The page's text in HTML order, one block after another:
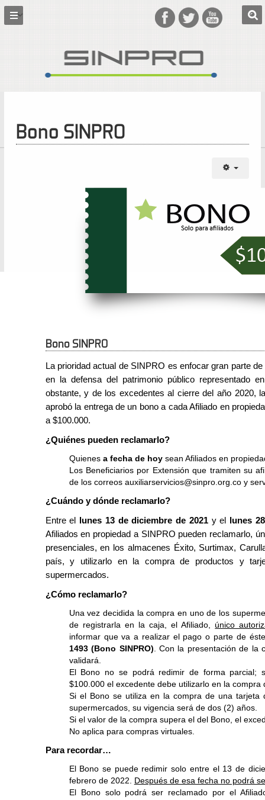
Bono SINPRO
Bono SINPRO
La prioridad actual de SINPRO es enfocar gran parte
en la defensa del patrimonio público representado
obstante, y de los excedentes al cierre del año 2020,
aprobó la entrega de un bono a cada Afiliado en
a $100.000.
¿Quiénes pueden reclamarlo?
Quienes a fecha de hoysean Afiliados en
Los Beneficiarios por Extensión que tramiten su
de los correos auxiliarservicios@sinpro.org.coy
¿Cuándo y dónde reclamarlo?
Entre el lunes 13 de diciembre de 2021y el lunes
Afiliados en propiedad a SINPRO pueden reclamarlo,
presenciales, en los almacenes Éxito, Surtimax,
país, y utilizarlo en la compra de productos y
supermercados.
¿Cómo reclamarlo?
Una vez decidida la compra en uno de los
de registrarla en la caja, el Afiliado, único
informar que va a realizar el pago o parte de
1493 (Bono SINPRO) . Con la presentación de la
validará.
El Bono no se podrá redimir de forma parcial;
$100.000 el excedente debe utilizarlo en la compra
Si el Bono se utiliza en la compra de una tarjeta
supermercados, su vigencia será de dos (2) años.
Si el valor de la compra supera el del Bono, el
No aplica para compras virtuales.
Para recordar…
El Bono se puede redimir solo entre el 13 de
febrero de 2022. Después de esa fecha no podrá
El Bono solo podrá ser reclamado por el